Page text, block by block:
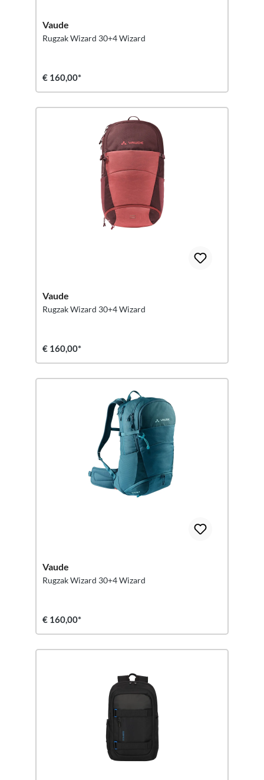
Vaude
Rugzak Wizard 30+4 Wizard
€ 160,00*
Vaude
Rugzak Wizard 30+4 Wizard
€ 160,00*
Vaude
Rugzak Wizard 30+4 Wizard
€ 160,00*